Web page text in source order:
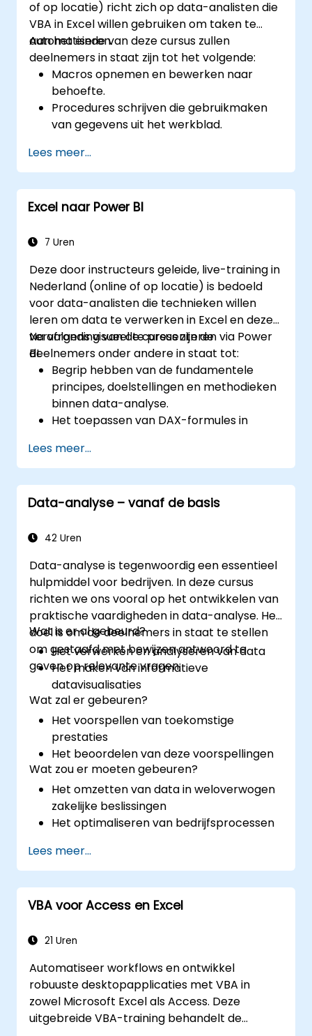
macro’s maken. 6. Gedeelde toegang tot
data: Excel maakt het mogelijk om
documenten met anderen te delen en samen
te werken aan gegevens in realtime, zodat
meerdere gebruikers gelijktijdig kunnen
bewerken. 7. Taakautomatisering: U kunt
taken automatiseren door gebruik te maken
van VBA (Visual Basic for Applications). Excel
vindt zijn toepassing in uiteenlopende
vergemakkelijken gegevensanalyse,
rapportage, begrotingsopstelling, planningen
en nog veel meer.
of op locatie) richt zich op data-analisten die
VBA in Excel willen gebruiken om taken te
automatiseren.
Aan het einde van deze cursus zullen
deelnemers in staat zijn tot het volgende:
Macros opnemen en bewerken naar
behoefte.
Procedures schrijven die gebruikmaken
van gegevens uit het werkblad.
Reageren op bepaalde gebeurtenissen
(zoals het openen van een werkblad of
het wijzigen van cellen) met behulp van
event-handlers.
Lees meer...
Excel naar Power BI
7 Uren
Deze door instructeurs geleide, live-training in
Nederland (online of op locatie) is bedoeld
voor data-analisten die technieken willen
leren om data te verwerken in Excel en deze
vervolgens visueel te presenteren via Power
BI.
Na afronding van de cursus zijn de
deelnemers onder andere in staat tot:
Begrip hebben van de fundamentele
principes, doelstellingen en methodieken
binnen data-analyse.
Het toepassen van DAX-formules in
uitdagingen.
Het ontwikkelen en benutten van
effectieve visualisaties en grafieken
binnen specifieke analysecasussen.
gebaseerde Power BI-omgeving naar een
behulp van Power View.
Lees meer...
Data-analyse – vanaf de basis
42 Uren
Data-analyse is tegenwoordig een essentieel
hulpmiddel voor bedrijven. In deze cursus
richten we ons vooral op het ontwikkelen van
praktische vaardigheden in data-analyse. Het
doel is om de deelnemers in staat te stellen
om gestaafd met bewijzen antwoord te
geven op relevante vragen:
Wat is er al gebeurd?
Het verwerken en analyseren van data
Het maken van informatieve
datavisualisaties
Wat zal er gebeuren?
Het voorspellen van toekomstige
prestaties
Het beoordelen van deze voorspellingen
Wat zou er moeten gebeuren?
Het omzetten van data in weloverwogen
zakelijke beslissingen
Het optimaliseren van bedrijfsprocessen
Lees meer...
VBA voor Access en Excel
21 Uren
Automatiseer workflows en ontwikkel
robuuste desktopapplicaties met VBA in
zowel Microsoft Excel als Access. Deze
uitgebreide VBA-training behandelt de